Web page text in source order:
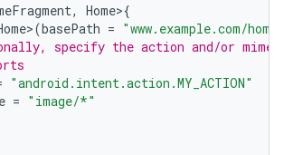
, Home>{
(basePath = "www.example.com/
specify the action and/or
"android.intent.action.MY_ACTION"
= "image/*"